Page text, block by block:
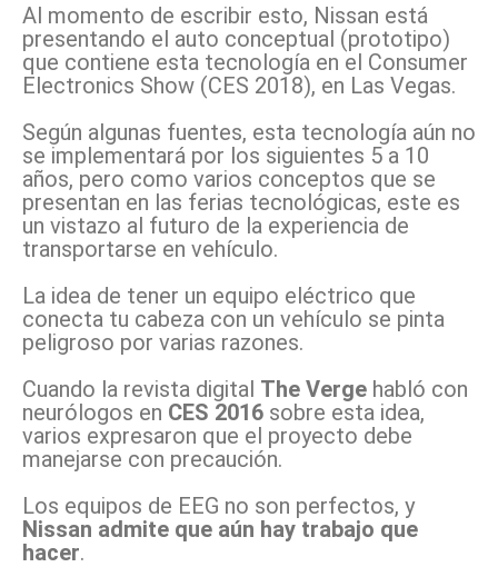
Al momento de escribir esto, Nissan está
presentando el auto conceptual (prototipo)
que contiene esta tecnología en el Consumer
Electronics Show (CES 2018), en Las Vegas.
Según algunas fuentes, esta tecnología aún no
se implementará por los siguientes 5 a 10
años, pero como varios conceptos que se
presentan en las ferias tecnológicas, este es
un vistazo al futuro de la experiencia de
transportarse en vehículo.
La idea de tener un equipo eléctrico que
conecta tu cabeza con un vehículo se pinta
peligroso por varias razones.
Cuando la revista digital The Verge habló con
neurólogos en CES 2016 sobre esta idea,
varios expresaron que el proyecto debe
manejarse con precaución.
Los equipos de EEG no son perfectos, y
Nissan admite que aún hay trabajo que
hacer.